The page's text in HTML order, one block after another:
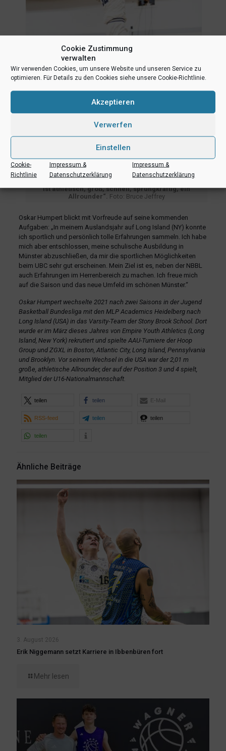
Cookie Zustimmung
verwalten
Wir verwenden Cookies, um unsere Website und unseren Service zu
optimieren. Für Details zu den Cookies siehe unsere Cookie-Richtlinie.
Akzeptieren
Verwerfen
Einstellen
Cookie-
Richtlinie
Impressum &
Datenschutzerklärung
Impressum &
Datenschutzerklärung
ist athletisch, groß, schnell, sprungkräftig, ein
Allrounder“. Foto: Bruce Jeffrey
Oskar Humpert blickt mit Vorfreude auf seine kommenden
Aufgaben: „In meinem Auslandsjahr auf Long Island (NY) konnte
ich sportlich und persönlich tolle Erfahrungen sammeln. Ich habe
mich aber entschlossen, meine schulische Ausbildung in
Münster abzuschließen, da mir die sportlichen Möglichkeiten
beim UBC sehr gut erscheinen. Mein Ziel ist es, neben der NBBL
auch Erfahrungen im Herrenbereich zu machen. Ich freue mich
auf die Saison und das neue Umfeld im schönen Münster.“
Oskar Humpert wechselte 2021 nach zwei Saisons in der Jugend
Basketball Bundesliga mit den MLP Academics Heidelberg nach
Long Island (USA) in das Varsity-Team der Stony Brook School. Dort
wurde er im März dieses Jahres von Empire Youth Athletics (Long
Island, New York) rekrutiert und spielte AAU-Turniere der Hoop
Group und ZGXL in Boston, Atlantic City, Long Island, Pennsylvania
und Brooklyn. Vor seinem Wechsel in die USA war der 2,01 m
große, athletische Allrounder, der auf der Position 3 und 4 spielt,
Mitglied der U16-Nationalmannschaft.
teilen teilen E-Mail
RSS-feed teilen teilen
teilen
Ähnliche Beiträge
3. August 2026
Erik Niggemann setzt Karriere in Ibbenbüren fort
Mehr lesen